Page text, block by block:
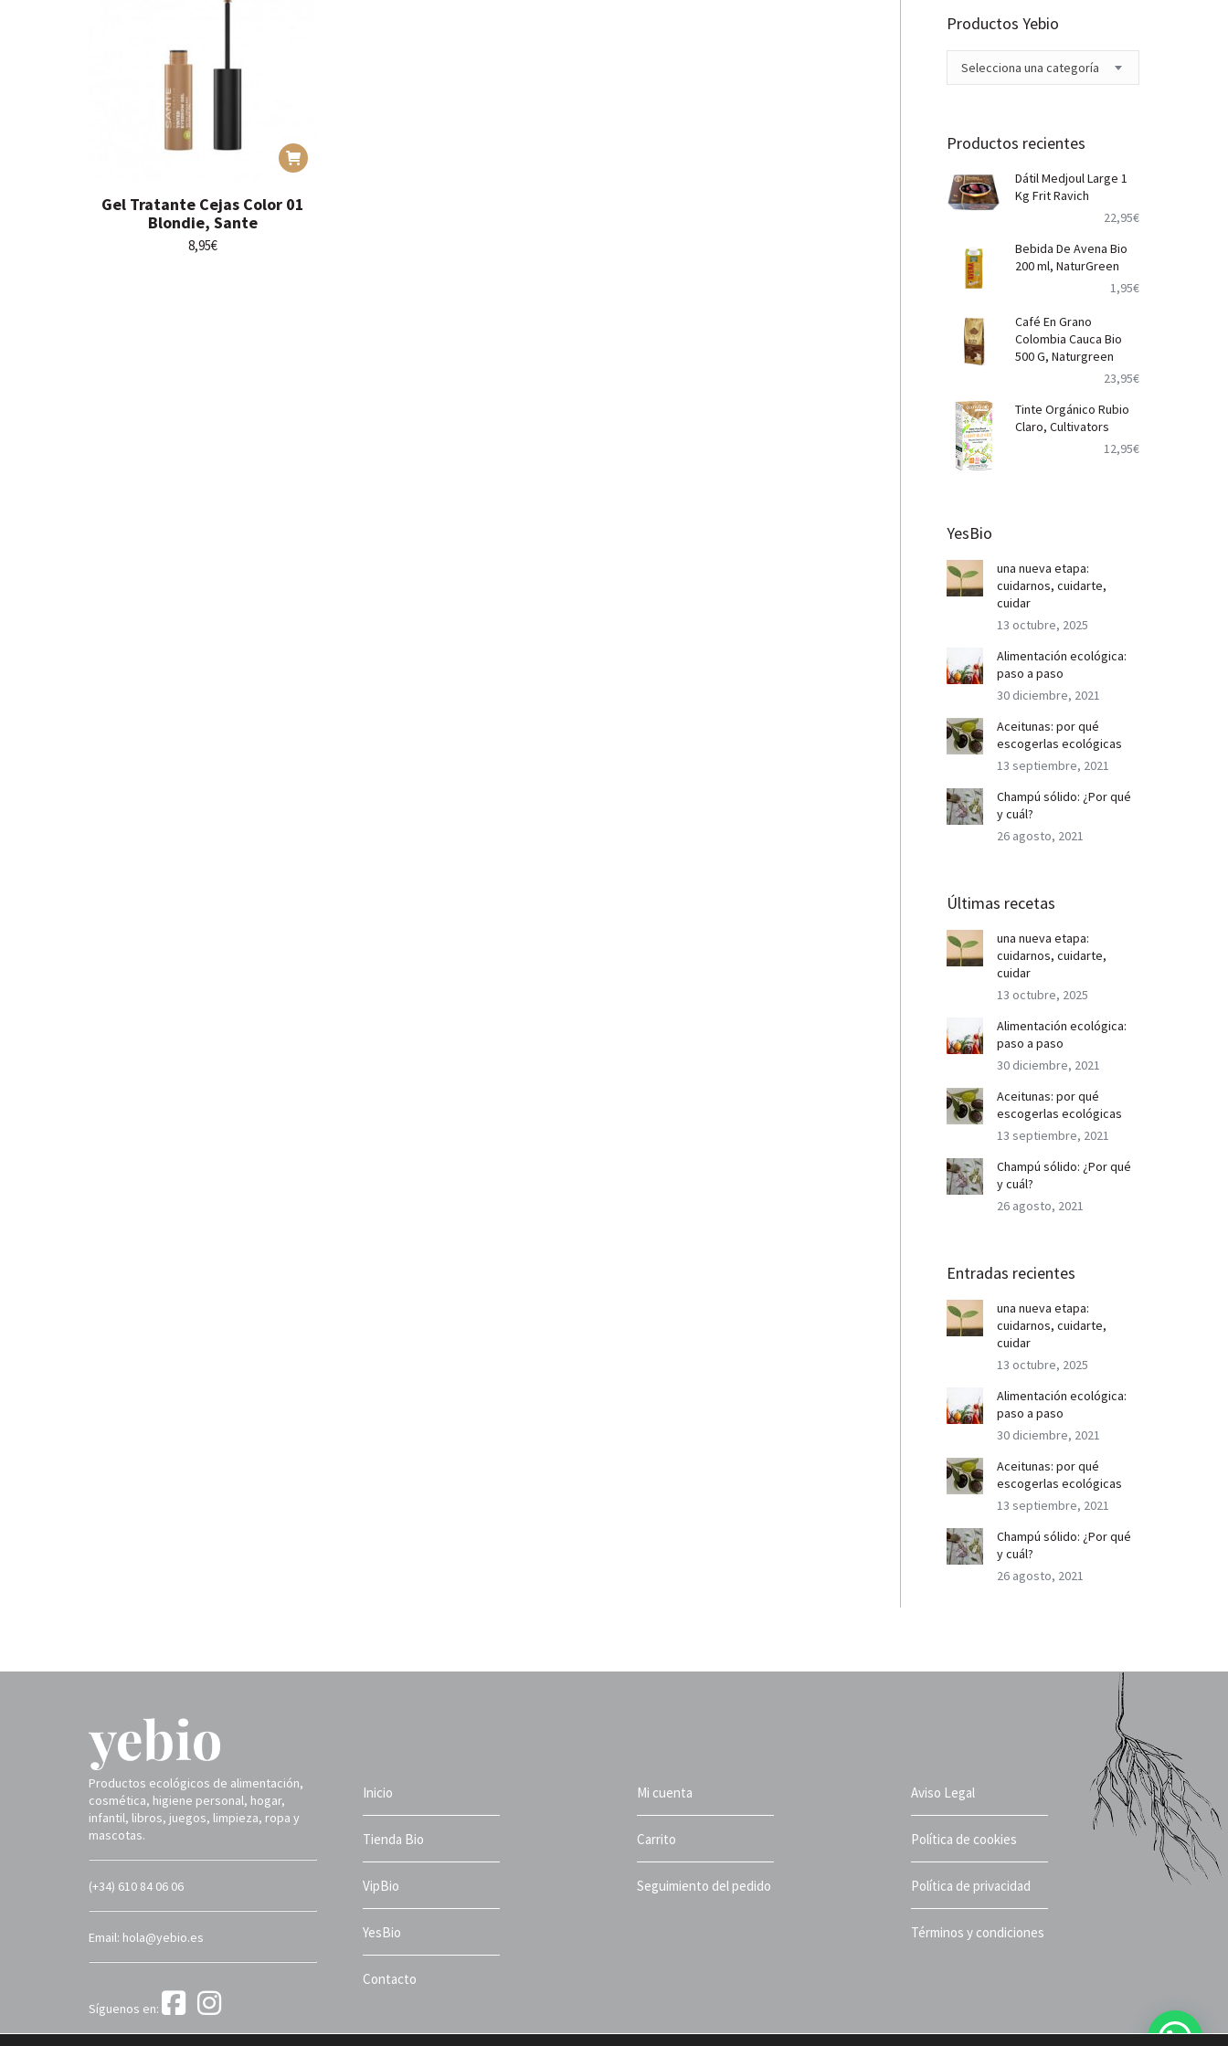
Gel Tratante Cejas Color 01
Blondie, Sante
8,95€
Productos Yebio
Selecciona una categoría
Productos recientes
Dátil Medjoul Large 1
Kg Frit Ravich
22,95€
Bebida De Avena Bio
200 ml, NaturGreen
1,95€
Café En Grano
Colombia Cauca Bio
500 G, Naturgreen
23,95€
Tinte Orgánico Rubio
Claro, Cultivators
12,95€
YesBio
una nueva etapa:
cuidarnos, cuidarte,
cuidar
13 octubre, 2025
Alimentación ecológica:
paso a paso
30 diciembre, 2021
Aceitunas: por qué
escogerlas ecológicas
13 septiembre, 2021
Champú sólido: ¿Por qué
y cuál?
26 agosto, 2021
Últimas recetas
una nueva etapa:
cuidarnos, cuidarte,
cuidar
13 octubre, 2025
Alimentación ecológica:
paso a paso
30 diciembre, 2021
Aceitunas: por qué
escogerlas ecológicas
13 septiembre, 2021
Champú sólido: ¿Por qué
y cuál?
26 agosto, 2021
Entradas recientes
una nueva etapa:
cuidarnos, cuidarte,
cuidar
13 octubre, 2025
Alimentación ecológica:
paso a paso
30 diciembre, 2021
Aceitunas: por qué
escogerlas ecológicas
13 septiembre, 2021
Champú sólido: ¿Por qué
y cuál?
26 agosto, 2021
Productos ecológicos de alimentación,
cosmética, higiene personal, hogar,
infantil, libros, juegos, limpieza, ropa y
mascotas.
(+34) 610 84 06 06
Email: hola@yebio.es
Síguenos en:
Inicio
Tienda Bio
VipBio
YesBio
Contacto
Mi cuenta
Carrito
Seguimiento del pedido
Aviso Legal
Política de cookies
Política de privacidad
Términos y condiciones